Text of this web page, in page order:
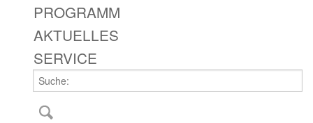
PROGRAMM
AKTUELLES
SERVICE